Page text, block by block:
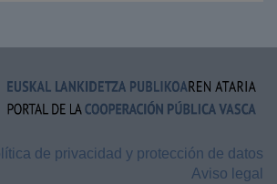
de privacidad y protección de datos
Aviso legal